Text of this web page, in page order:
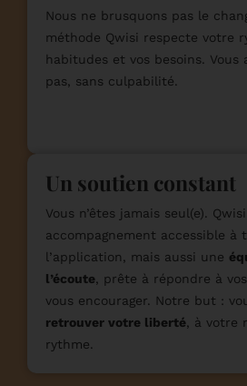
Nous ne brusquons pas le
méthode Qwisi respecte votre
habitudes et vos besoins. Vous
pas, sans culpabilité.
Un soutien constant
Vous n’êtes jamais seul(e).
accompagnement accessible à
l’application, mais aussi une
l’écoute , prête à répondre à
vous encourager. Notre but :
retrouver votre liberté , à votre
rythme.